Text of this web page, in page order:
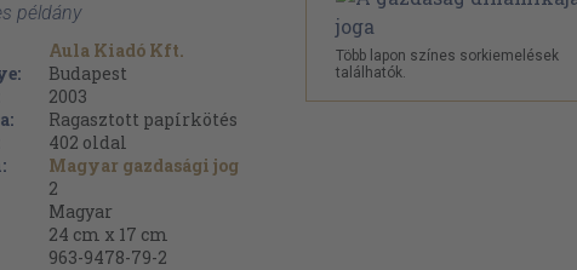
példány
Aula Kiadó Kft.
Budapest
2003
Ragasztott papírkötés
402 oldal
Magyar gazdasági jog
2
Magyar
24 cm x 17 cm
963-9478-79-2
Több lapon színes sorkiemelések
találhatók.